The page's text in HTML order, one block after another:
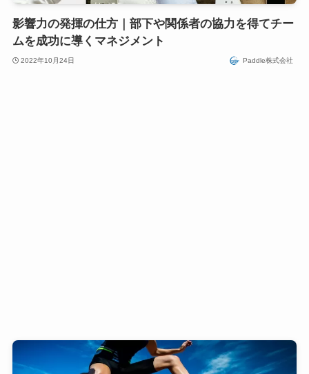
影響力の発揮の仕方｜部下や関係者の協力を得てチー
ムを成功に導くマネジメント
2022年10月24日 Paddle株式会社